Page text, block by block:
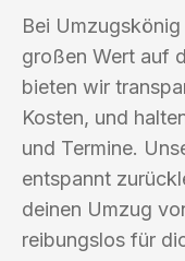
Bei
großen Wert auf
bieten wir
Kosten, und
und Termine.
entspannt
deinen Umzug
reibungslos für